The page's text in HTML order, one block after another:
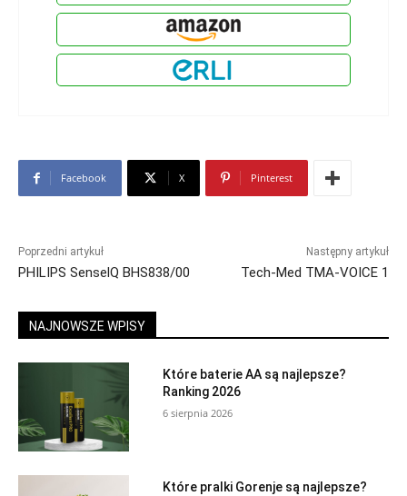
Facebook X Pinterest
Poprzedni artykuł
PHILIPS SenselQ BHS838/00
Następny artykuł
Tech-Med TMA-VOICE 1
NAJNOWSZE WPISY
Które baterie AA są najlepsze?
Ranking 2026
6 sierpnia 2026
Które pralki Gorenje są najlepsze?